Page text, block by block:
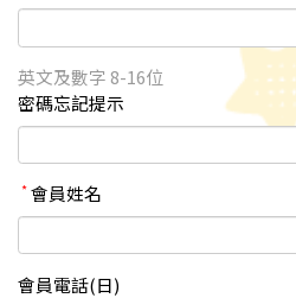
英文及數字 8-16位
密碼忘記提示
*會員姓名
會員電話(日)